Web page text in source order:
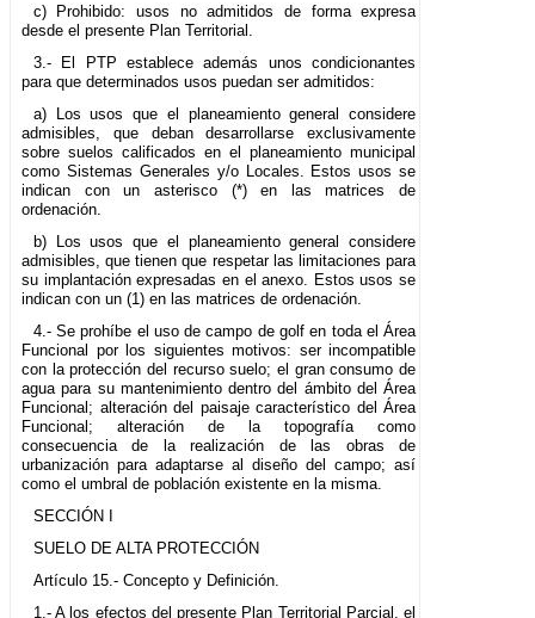
c) Prohibido: usos no admitidos de forma expresa
desde el presente Plan Territorial.
3.- El PTP establece además unos condicionantes
para que determinados usos puedan ser admitidos:
a) Los usos que el planeamiento general considere
admisibles, que deban desarrollarse exclusivamente
sobre suelos calificados en el planeamiento municipal
como Sistemas Generales y/o Locales. Estos usos se
indican con un asterisco (*) en las matrices de
ordenación.
b) Los usos que el planeamiento general considere
admisibles, que tienen que respetar las limitaciones para
su implantación expresadas en el anexo. Estos usos se
indican con un (1) en las matrices de ordenación.
4.- Se prohíbe el uso de campo de golf en toda el Área
Funcional por los siguientes motivos: ser incompatible
con la protección del recurso suelo; el gran consumo de
agua para su mantenimiento dentro del ámbito del Área
Funcional; alteración del paisaje característico del Área
Funcional; alteración de la topografía como
consecuencia de la realización de las obras de
urbanización para adaptarse al diseño del campo; así
como el umbral de población existente en la misma.
SECCIÓN I
SUELO DE ALTA PROTECCIÓN
Artículo 15.- Concepto y Definición.
1.- A los efectos del presente Plan Territorial Parcial, el